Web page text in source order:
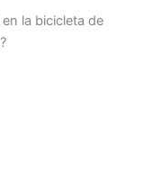
la bicicleta de